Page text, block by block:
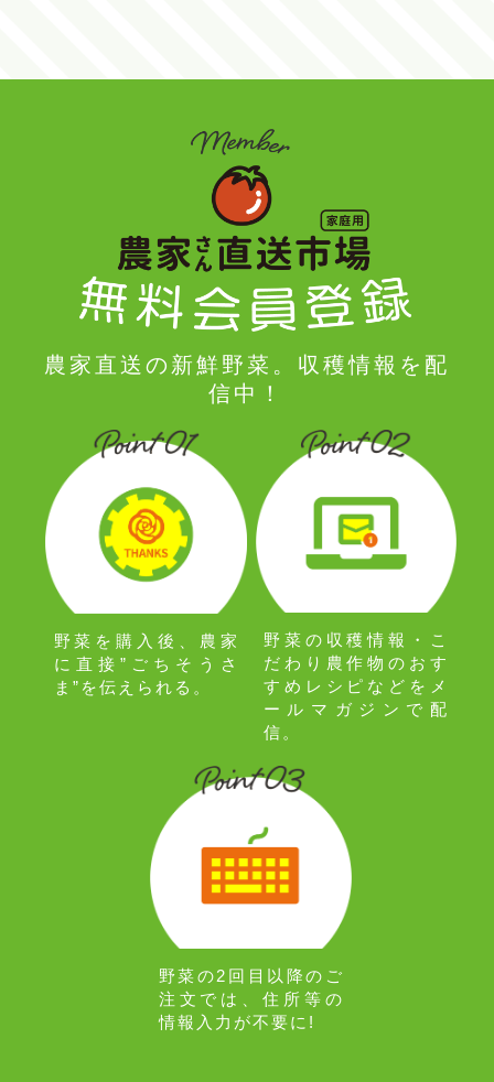
農家直送の新鮮野菜。収穫情報を配
信中！
野菜を購入後、農家
に直接”ごちそうさ
ま”を伝えられる。
野菜の収穫情報・こ
だわり農作物のおす
すめレシピなどをメ
ールマガジンで配
信。
野菜の2回目以降のご
注文では、住所等の
情報入力が不要に!